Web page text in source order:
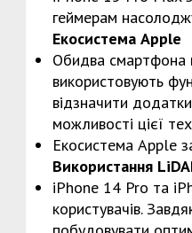
геймерам
Екосистема Apple
Обидва смартфона
використовують
відзначити
можливості цієї
Екосистема Apple
Використання
iPhone 14 Pro та
користувачів.